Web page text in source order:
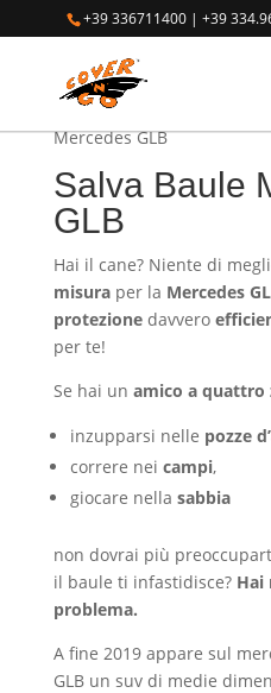
+39 336711400 |+39
Home/SALVA BAULE -
Auto/SALVA BAULE
Mercedes GLB
Salva Baule
GLB
Hai il cane? Niente di
misuraper la Mercedes
protezionedavvero
per te!
Se hai un amico a quattro
inzupparsi nelle pozze
correre nei campi,
giocare nella sabbia
non dovrai più
il baule ti infastidisce? Hai
problema.
A fine 2019 appare sul
GLB un suv di medie